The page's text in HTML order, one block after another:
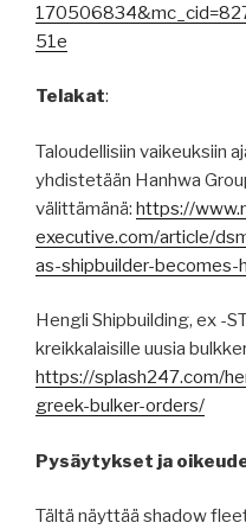
51e
Telakat:
Taloudellisiin vaikeuksiin
yhdistetään Hanhwa
välittämänä: https://
executive.com/article/
as-shipbuilder-becomes-
Hengli Shipbuilding, ex -
kreikkalaisille uusia
https://splash247.com/
greek-bulker-orders/
Pysäytykset ja
Tältä näyttää shadow